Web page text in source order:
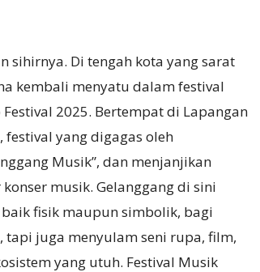
sihirnya. Di tengah kota yang sarat
kembali menyatu dalam festival
2025. Bertempat di Lapangan
festival yang digagas oleh
Musik”, dan menjanjikan
musik. Gelanggang di sini
fisik maupun simbolik, bagi
tapi juga menyulam seni rupa, film,
yang utuh. Festival Musik